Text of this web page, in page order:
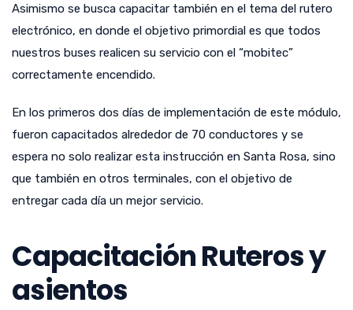
Asimismo se busca capacitar también en el tema del rutero
electrónico, en donde el objetivo primordial es que todos
nuestros buses realicen su servicio con el “mobitec”
correctamente encendido.
En los primeros dos días de implementación de este módulo,
fueron capacitados alrededor de 70 conductores y se
espera no solo realizar esta instrucción en Santa Rosa, sino
que también en otros terminales, con el objetivo de
entregar cada día un mejor servicio.
Capacitación Ruteros y
asientos